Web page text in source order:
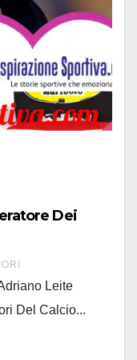
Dei
Leite
Del Calcio...